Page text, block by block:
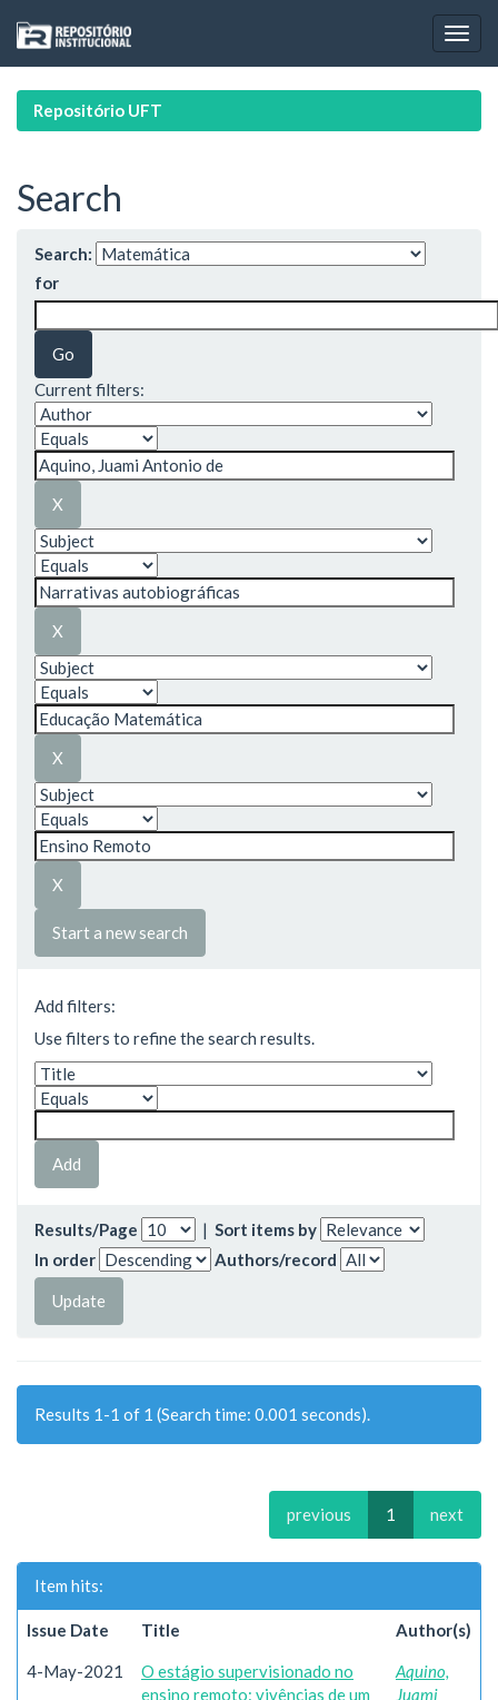
navigation
Repositório UFT
Search
Search:
for
Current filters:
Start a new search
Add filters:
Use filters to refine the search results.
Results/Page | Sort items by
In order
Authors/record
Results 1-1 of 1 (Search time: 0.001 seconds).
previous 1 next
Item hits:
Issue Date Title Author(s)
4-May-2021
O estágio supervisionado no
ensino remoto: vivências de um
Aquino,
Juami